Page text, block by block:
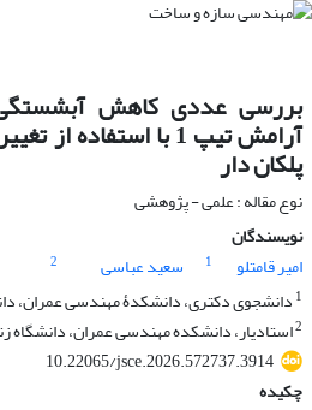
بررسی عددی کاهش
آرامش تیپ 1 با
پلکان دار
نوع مقاله : علمی - پژوهشی
نویسندگان
امیر قامتلو
1 سعید عباسی
2
1 دانشجوی دکتری، دانشکدۀ مهندسی عمران،
2استادیار، دانشکده مهندسی عمران، دانشگاه
10.22065/jsce.2026.572737.3914
چکیده